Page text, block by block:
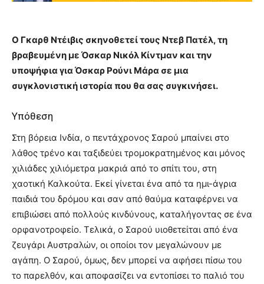
Ο Γκαρθ Ντέιβις σκηνοθετεί τους Ντεβ Πατέλ, τη
βραβευμένη με Όσκαρ Νικόλ Κίντμαν και την
υποψήφια για Όσκαρ Ρούνι Μάρα σε μια
συγκλονιστική ιστορία που θα σας συγκινήσει.
Υπόθεση
Στη βόρεια Ινδία, ο πεντάχρονος Σαρού μπαίνει στο
λάθος τρένο και ταξιδεύει τρομοκρατημένος και μόνος
χιλιάδες χιλιόμετρα μακριά από το σπίτι του, στη
χαοτική Καλκούτα. Εκεί γίνεται ένα από τα ημι-άγρια
παιδιά του δρόμου και σαν από θαύμα καταφέρνει να
επιβιώσει από πολλούς κινδύνους, καταλήγοντας σε ένα
ορφανοτροφείο. Τελικά, ο Σαρού υιοθετείται από ένα
ζευγάρι Αυστραλών, οι οποίοι τον μεγαλώνουν με
αγάπη. Ο Σαρού, όμως, δεν μπορεί να αφήσει πίσω του
το παρελθόν, και αποφασίζει να εντοπίσει το παλιό του